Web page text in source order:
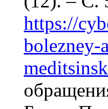
https://
bolezney-